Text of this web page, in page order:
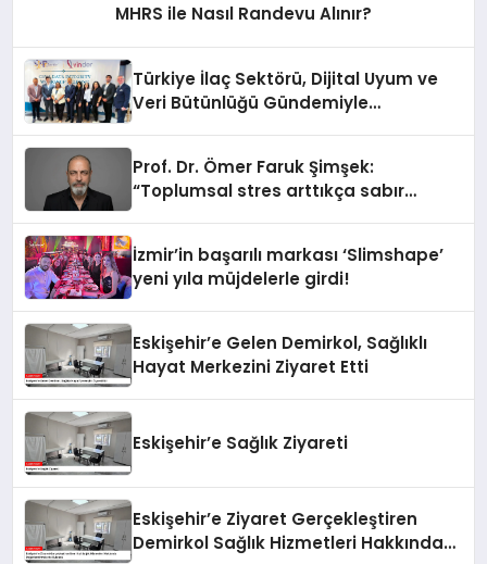
MHRS ile Nasıl Randevu Alınır?
Türkiye İlaç Sektörü, Dijital Uyum ve
Veri Bütünlüğü Gündemiyle
Prof. Dr. Ömer Faruk Şimşek:
“Toplumsal stres arttıkça sabır
İzmir’in başarılı markası ‘Slimshape’
yeni yıla müjdelerle girdi!
Eskişehir’e Gelen Demirkol, Sağlıklı
Hayat Merkezini Ziyaret Etti
Eskişehir’e Sağlık Ziyareti
Eskişehir’e Ziyaret Gerçekleştiren
Demirkol Sağlık Hizmetleri Hakkında